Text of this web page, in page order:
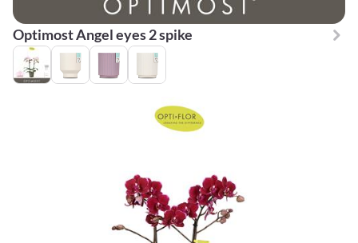
Optimost Angel eyes 2 spike